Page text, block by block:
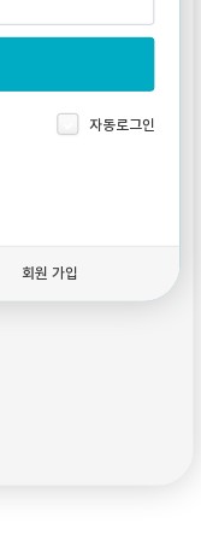
자동로그인
회원 가입